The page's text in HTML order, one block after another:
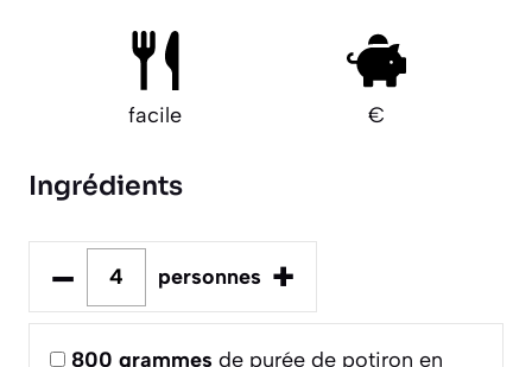
facile €
Ingrédients
– personnes +
800 grammes de purée de potiron en